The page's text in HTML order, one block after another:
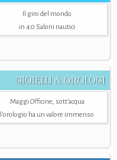
Il giro del mondo
in 40 Saloni nautici
GIOIELLI & OROLOGI
Maggi Officine, sott’acqua
l'orologio ha un valore immenso